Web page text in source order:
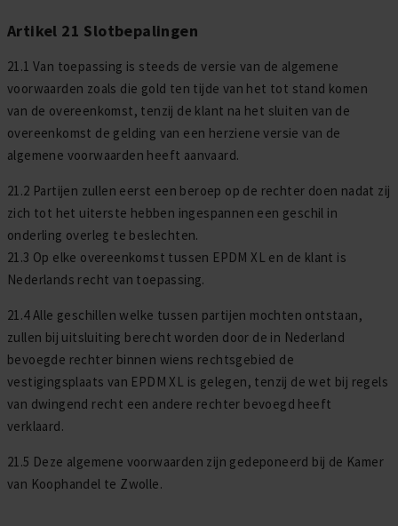
Artikel 21 Slotbepalingen
21.1 Van toepassing is steeds de versie van de algemene
voorwaarden zoals die gold ten tijde van het tot stand komen
van de overeenkomst, tenzij de klant na het sluiten van de
overeenkomst de gelding van een herziene versie van de
algemene voorwaarden heeft aanvaard.
21.2 Partijen zullen eerst een beroep op de rechter doen nadat zij
zich tot het uiterste hebben ingespannen een geschil in
onderling overleg te beslechten.
21.3 Op elke overeenkomst tussen EPDM XL en de klant is
Nederlands recht van toepassing.
21.4 Alle geschillen welke tussen partijen mochten ontstaan,
zullen bij uitsluiting berecht worden door de in Nederland
bevoegde rechter binnen wiens rechtsgebied de
vestigingsplaats van EPDM XL is gelegen, tenzij de wet bij regels
van dwingend recht een andere rechter bevoegd heeft
verklaard.
21.5 Deze algemene voorwaarden zijn gedeponeerd bij de Kamer
van Koophandel te Zwolle.